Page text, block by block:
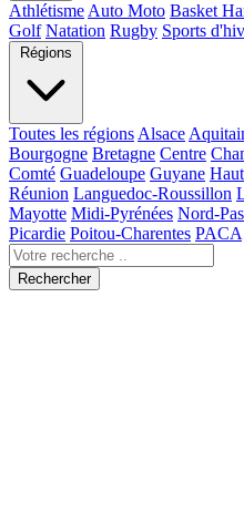
Athlétisme Auto Moto Basket
Golf Natation Rugby Sports
Régions
Toutes les régions Alsace
Bourgogne Bretagne Centre
Comté Guadeloupe Guyane
Réunion Languedoc-Roussillon
Mayotte Midi-Pyrénées Nord-
Picardie Poitou-Charentes PACA
Rechercher